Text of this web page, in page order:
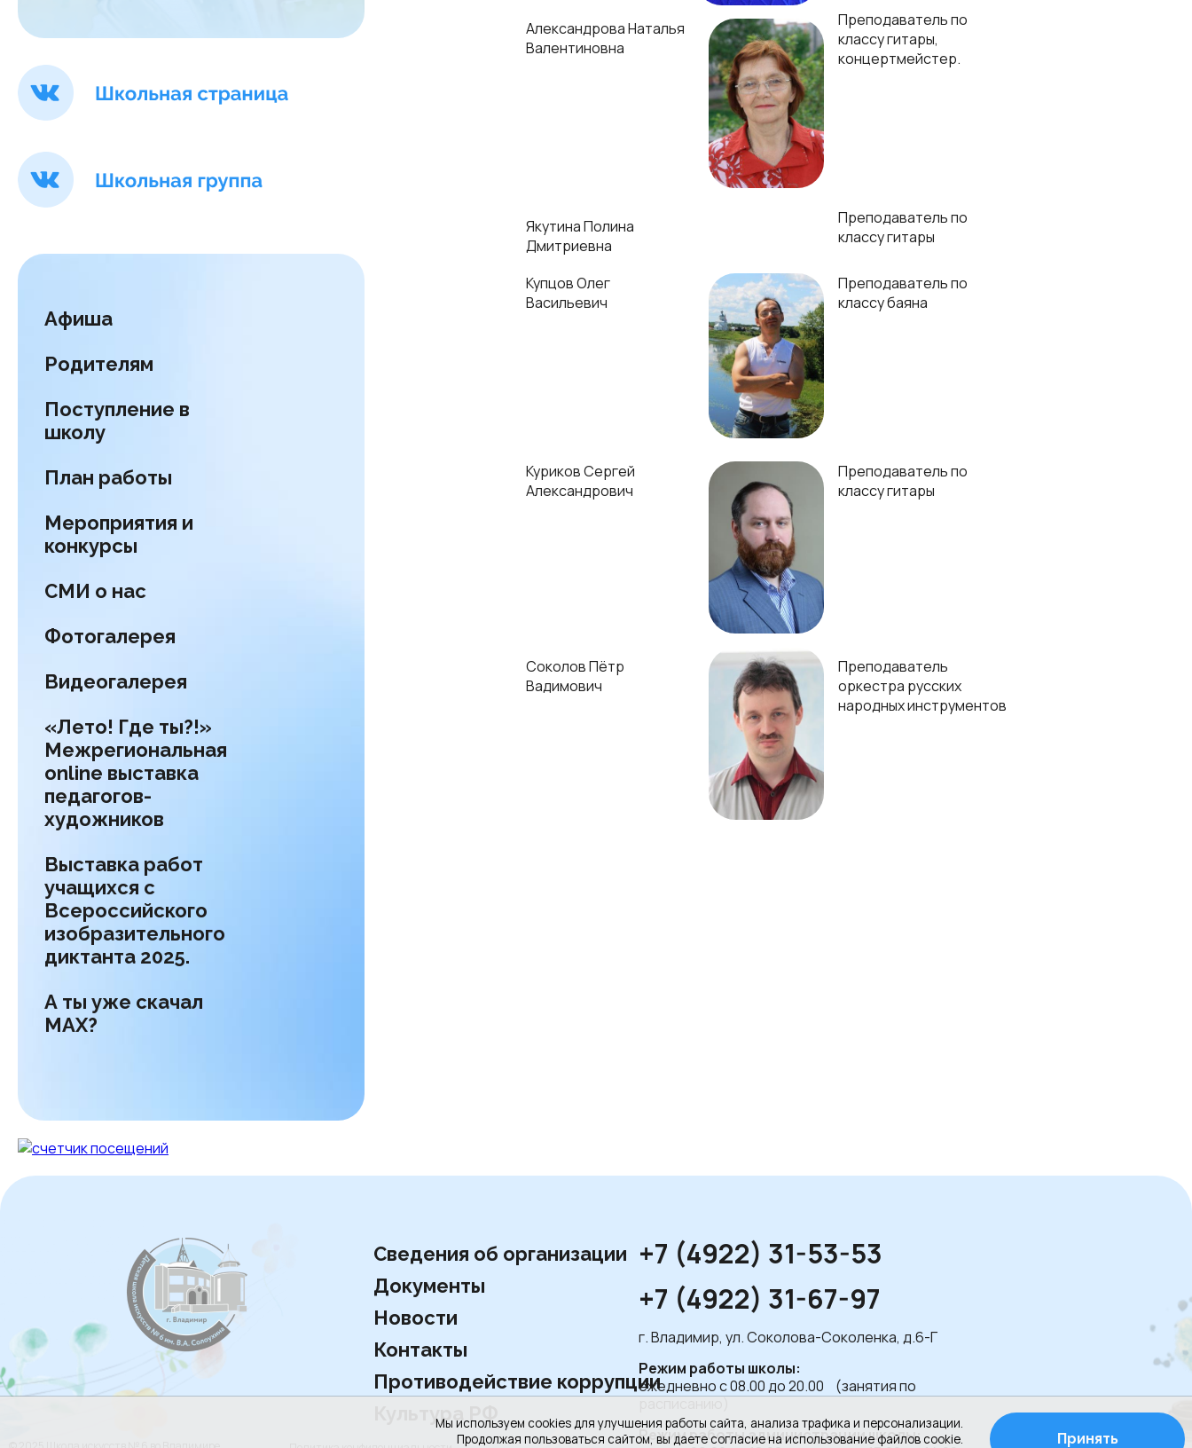
Мы используем cookies для улучшения работы сайта, анализа трафика и персонализации.
Продолжая пользоваться сайтом, вы даете согласие на использование файлов cookie.
Принять
Афиша
Родителям
Поступление в
школу
План работы
Мероприятия и
конкурсы
СМИ о нас
Фотогалерея
Видеогалерея
«Лето! Где ты?!»
Межрегиональная
online выставка
педагогов-
художников
Выставка работ
учащихся с
Всероссийского
изобразительного
диктанта 2025.
А ты уже скачал
МАХ?
Александрова Наталья
Валентиновна
Преподаватель по
классу гитары,
концертмейстер.
Якутина Полина
Дмитриевна
Преподаватель по
классу гитары
Купцов Олег
Васильевич
Преподаватель по
классу баяна
Куриков Сергей
Александрович
Преподаватель по
классу гитары
Соколов Пётр
Вадимович
Преподаватель
оркестра русских
народных инструментов
Сведения об организации
Документы
Новости
Контакты
Противодействие коррупции
Культура РФ
+7 (4922) 31-53-53
+7 (4922) 31-67-97
г. Владимир, ул. Соколова-Соколенка, д.6-Г
Режим работы школы:
ежедневно с 08.00 до 20.00 (занятия по
Режим работы администрации школы: